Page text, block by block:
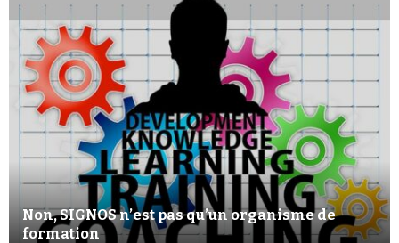
Non, SIGNOS n’est pas qu’un organisme de
formation